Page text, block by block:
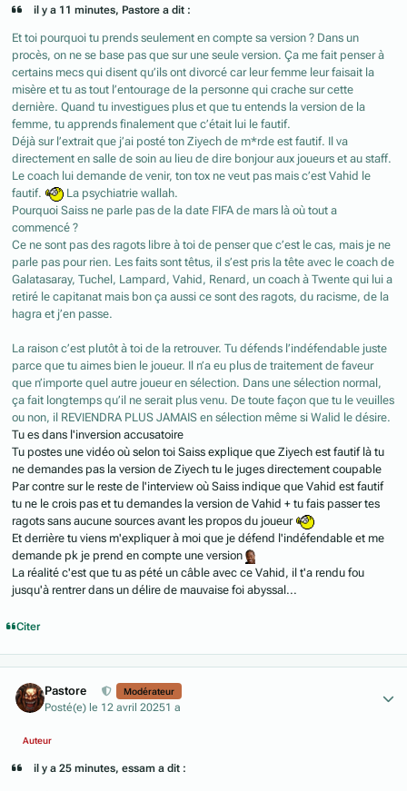
il y a 11 minutes, Pastore a dit :
Et toi pourquoi tu prends seulement en compte sa version ? Dans un
procès, on ne se base pas que sur une seule version. Ça me fait penser à
certains mecs qui disent qu’ils ont divorcé car leur femme leur faisait la
misère et tu as tout l’entourage de la personne qui crache sur cette
dernière. Quand tu investigues plus et que tu entends la version de la
femme, tu apprends finalement que c’était lui le fautif.
Déjà sur l’extrait que j’ai posté ton Ziyech de m*rde est fautif. Il va
directement en salle de soin au lieu de dire bonjour aux joueurs et au staff.
Le coach lui demande de venir, ton tox ne veut pas mais c’est Vahid le
fautif.
La psychiatrie wallah.
Pourquoi Saiss ne parle pas de la date FIFA de mars là où tout a
commencé ?
Ce ne sont pas des ragots libre à toi de penser que c’est le cas, mais je ne
parle pas pour rien. Les faits sont têtus, il s’est pris la tête avec le coach de
Galatasaray, Tuchel, Lampard, Vahid, Renard, un coach à Twente qui lui a
retiré le capitanat mais bon ça aussi ce sont des ragots, du racisme, de la
hagra et j’en passe.
La raison c’est plutôt à toi de la retrouver. Tu défends l’indéfendable juste
parce que tu aimes bien le joueur. Il n’a eu plus de traitement de faveur
que n’importe quel autre joueur en sélection. Dans une sélection normal,
ça fait longtemps qu’il ne serait plus venu. De toute façon que tu le veuilles
ou non, il REVIENDRA PLUS JAMAIS en sélection même si Walid le désire.
Tu es dans l'inversion accusatoire
Tu postes une vidéo où selon toi Saiss explique que Ziyech est fautif là tu
ne demandes pas la version de Ziyech tu le juges directement coupable
Par contre sur le reste de l'interview où Saiss indique que Vahid est fautif
tu ne le crois pas et tu demandes la version de Vahid + tu fais passer tes
ragots sans aucune sources avant les propos du joueur
Et derrière tu viens m'expliquer à moi que je défend l'indéfendable et me
demande pk je prend en compte une version
La réalité c'est que tu as pété un câble avec ce Vahid, il t'a rendu fou
jusqu'à rentrer dans un délire de mauvaise foi abyssal...
Citer
Pastore Modérateur
Posté(e) le 12 avril 20251 a
Auteur
il y a 25 minutes, essam a dit :